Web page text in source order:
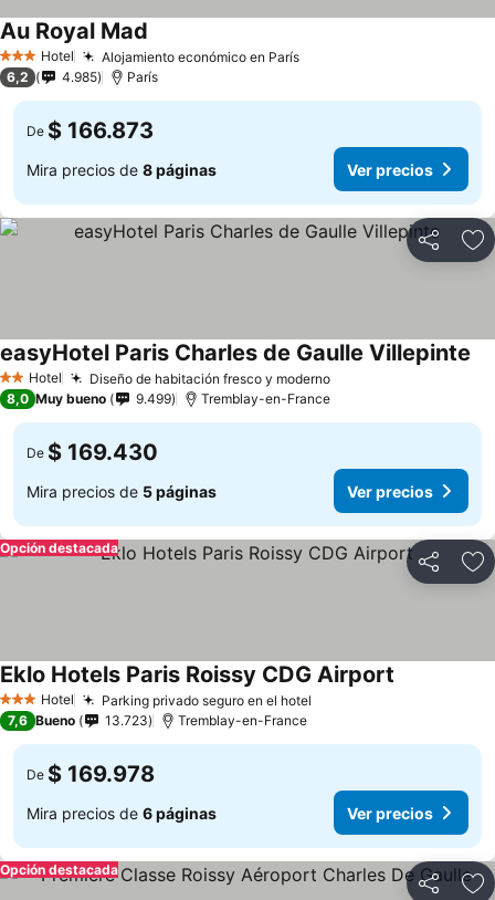
3 Estrellas
Hotel Alojamiento económico en París
Au Royal Mad
6,2 4.985 París
De $ 166.873
Mira precios de 8 páginas Ver precios
Compartir
2 Estrellas
Hotel Diseño de habitación fresco y moderno
easyHotel Paris Charles de Gaulle Villepinte
8,0 Muy bueno 9.499 Tremblay-en-France
De $ 169.430
Mira precios de 5 páginas Ver precios
Compartir
Opción destacada
3 Estrellas
Hotel Parking privado seguro en el hotel
Eklo Hotels Paris Roissy CDG Airport
7,6 Bueno 13.723 Tremblay-en-France
De $ 169.978
Mira precios de 6 páginas Ver precios
Compartir
Opción destacada